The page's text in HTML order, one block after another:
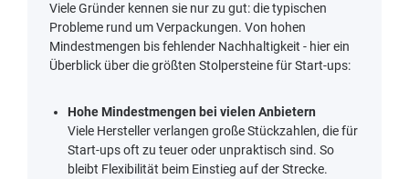
Viele Gründer kennen sie nur zu gut: die typischen
Probleme rund um Verpackungen. Von hohen
Mindestmengen bis fehlender Nachhaltigkeit - hier ein
Überblick über die größten Stolpersteine für Start-ups:
Hohe Mindestmengen bei vielen Anbietern
Viele Hersteller verlangen große Stückzahlen, die für
Start-ups oft zu teuer oder unpraktisch sind. So
bleibt Flexibilität beim Einstieg auf der Strecke.